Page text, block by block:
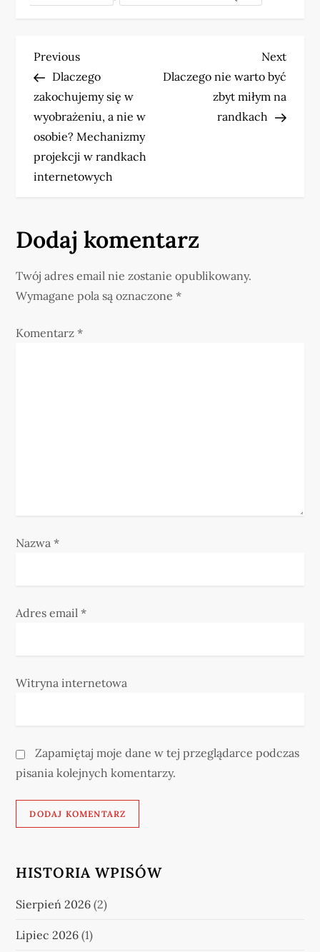
N
a
w
i
g
c
j
w
Previous
Post
Previous
Dlaczego
zakochujemy się w
wyobrażeniu, a nie w
osobie? Mechanizmy
projekcji w randkach
internetowych
Next
Post
Next
Dlaczego nie warto być
zbyt miłym na
randkach
Dodaj komentarz
Twój adres email nie zostanie opublikowany.
Wymagane pola są oznaczone*
Komentarz*
Nazwa*
Adres email*
Witryna internetowa
Zapamiętaj moje dane w tej przeglądarce podczas
pisania kolejnych komentarzy.
HISTORIA WPISÓW
Sierpień 2026 (2)
Lipiec 2026 (1)